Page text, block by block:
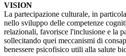
VISION
La partecipazione culturale, in
nello sviluppo delle competenze
relazionali, favorisce l'inclusione e la
sollecitando quei meccanismi di
benessere psicofisico utili alla salute